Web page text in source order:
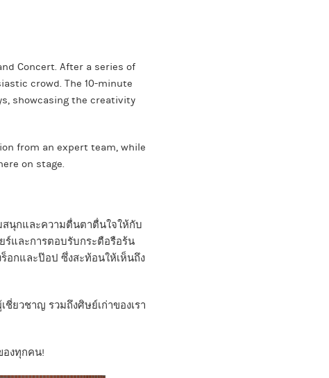
Concert. After a series of
crowd. The 10-minute
showcasing the creativity
from an expert team, while
on stage.
สนุกและความตื่นตาตื่นใจให้กับ
ร์และการตอบรับกระตือรือร้น
อกและป๊อป ซึ่งสะท้อนให้เห็นถึง
ยวชาญ รวมถึงศิษย์เก่าของเรา
องทุกคน!